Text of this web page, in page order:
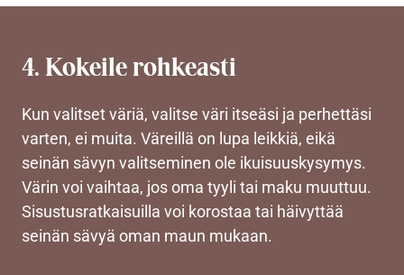
4. Kokeile rohkeasti
Kun valitset väriä, valitse väri itseäsi ja perhettäsi
varten, ei muita. Väreillä on lupa leikkiä, eikä
seinän sävyn valitseminen ole ikuisuuskysymys.
Värin voi vaihtaa, jos oma tyyli tai maku muuttuu.
Sisustusratkaisuilla voi korostaa tai häivyttää
seinän sävyä oman maun mukaan.